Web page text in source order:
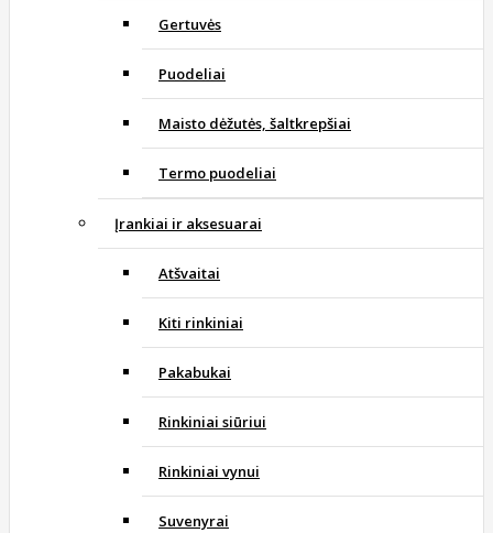
Gertuvės
Puodeliai
Maisto dėžutės, šaltkrepšiai
Termo puodeliai
Įrankiai ir aksesuarai
Atšvaitai
Kiti rinkiniai
Pakabukai
Rinkiniai siūriui
Rinkiniai vynui
Suvenyrai